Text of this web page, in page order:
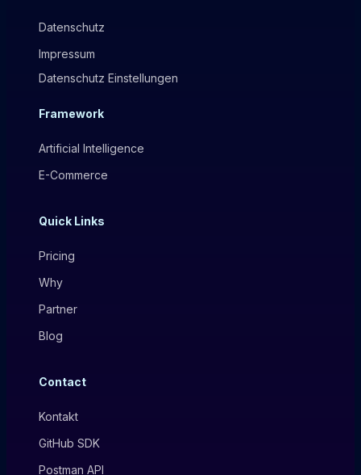
Datenschutz
Impressum
Datenschutz Einstellungen
Framework
Artificial Intelligence
E-Commerce
Quick Links
Pricing
Why
Partner
Blog
Contact
Kontakt
GitHub SDK
Postman API